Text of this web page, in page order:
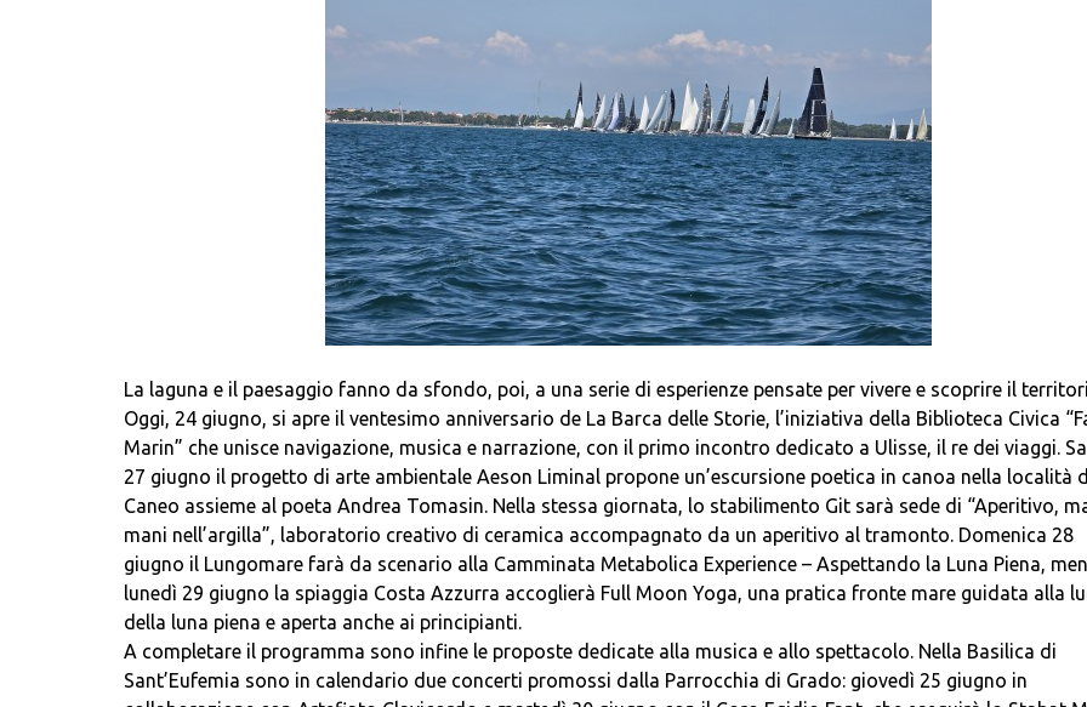
La laguna e il paesaggio fanno da sfondo, poi, a una serie di esperienze pensate per vivere e scoprire il
Oggi, 24 giugno, si apre il ventesimo anniversario de La Barca delle Storie, l’iniziativa della Biblioteca Civica
Marin” che unisce navigazione, musica e narrazione, con il primo incontro dedicato a Ulisse, il re dei viaggi.
27 giugno il progetto di arte ambientale Aeson Liminal propone un’escursione poetica in canoa nella località
Caneo assieme al poeta Andrea Tomasin. Nella stessa giornata, lo stabilimento Git sarà sede di “Aperitivo,
mani nell’argilla”, laboratorio creativo di ceramica accompagnato da un aperitivo al tramonto. Domenica 28
giugno il Lungomare farà da scenario alla Camminata Metabolica Experience – Aspettando la Luna Piena,
lunedì 29 giugno la spiaggia Costa Azzurra accoglierà Full Moon Yoga, una pratica fronte mare guidata alla
della luna piena e aperta anche ai principianti.
A completare il programma sono infine le proposte dedicate alla musica e allo spettacolo. Nella Basilica di
Sant’Eufemia sono in calendario due concerti promossi dalla Parrocchia di Grado: giovedì 25 giugno in